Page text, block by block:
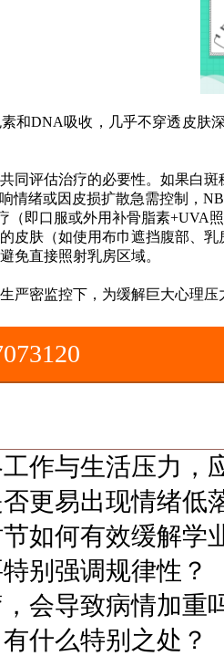
DNA吸收，几乎不穿透皮肤
评估治疗的必要性。如果白斑
绪或因皮损扩散急需控制，
即口服或外用补骨脂素+UVA照
肤（如使用布巾遮挡腹部、乳
直接照射乳房区域。
密监控下，为缓解巨大心理压
作与生活压力，
更易出现情绪低
如何有效缓解学
别强调规律性？
会导致病情加重
什么特别之处？